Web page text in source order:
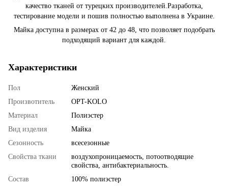
качество тканей от турецких производителей.Разработка,
тестирование модели и пошив полностью выполнена в Украине.
Майка доступна в размерах от 42 до 48, что позволяет подобрать
подходящий вариант для каждой.
Характеристики
Пол
Женский
Произвотитель
OPT-KOLO
Материал
Полиэстер
Вид изделия
Майка
Сезонность
всесезонные
Свойства ткани
воздухопроницаемость, потоотводящие
свойства, антибактериальность.
Состав
100% полиэстер